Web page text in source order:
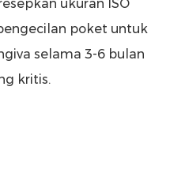
ukuran ISO
poket untuk
selama 3-6 bulan
kritis.